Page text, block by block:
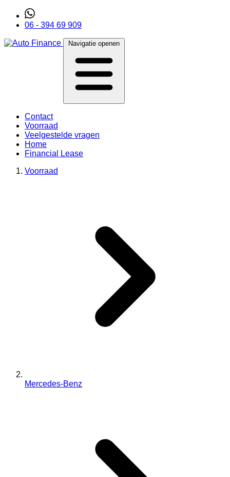
06 - 394 69 909
Navigatie openen
Contact
Voorraad
Veelgestelde vragen
Home
Financial Lease
Voorraad
Mercedes-Benz